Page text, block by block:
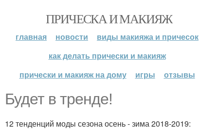
ПРИЧЕСКА И МАКИЯЖ
главная новости
виды макияжа и причесок
как делать прически и макияж
прически и макияж на дому
игры отзывы
Будет в тренде!
12 тенденций моды сезона осень - зима 2018-2019: